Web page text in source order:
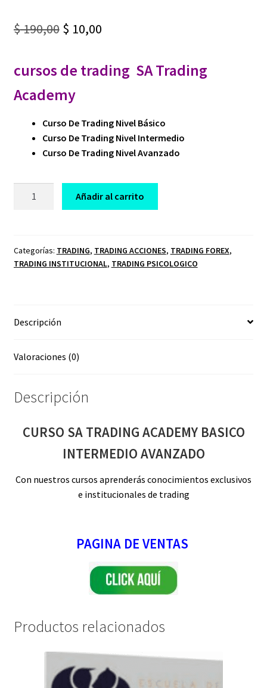
$190,00 Original
was:
$ 190,00.
$ 10,00Current
is:
cursos de trading SA Trading
Academy
Curso De Trading Nivel Básico
Curso De Trading Nivel Intermedio
Curso De Trading Nivel Avanzado
BASICO
INTERMEDIO
Añadir al carrito
Categorías: TRADING, TRADING ACCIONES, TRADING FOREX,
TRADING INSTITUCIONAL, TRADING PSICOLOGICO
Descripción
Valoraciones (0)
Descripción
CURSO SA TRADING ACADEMY BASICO
INTERMEDIO AVANZADO
Con nuestros cursos aprenderás conocimientos exclusivos
e institucionales de trading
PAGINA DE VENTAS
Productos relacionados